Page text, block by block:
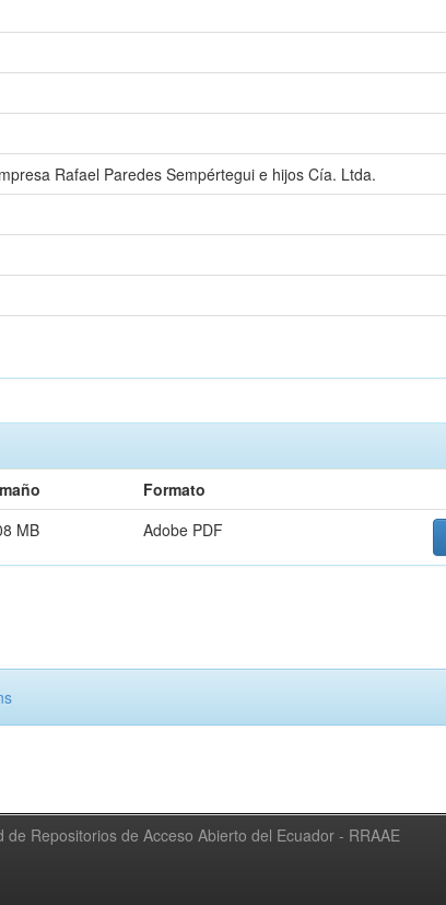
Rafael Paredes Sempértegui e hijos Cía. Ltda.
Formato
MB Adobe PDF
Repositorios de Acceso Abierto del Ecuador - RRAAE